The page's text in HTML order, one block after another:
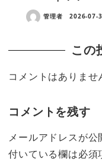
管理者 2026-07-
この
コメントはありませ
コメントを残す
メールアドレスが公
付いている欄は必須